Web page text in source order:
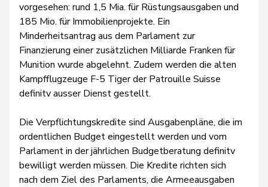
vorgesehen: rund 1,5 Mia. für Rüstungsausgaben und
185 Mio. für Immobilienprojekte. Ein
Minderheitsantrag aus dem Parlament zur
Finanzierung einer zusätzlichen Milliarde Franken für
Munition wurde abgelehnt. Zudem werden die alten
Kampfflugzeuge F-5 Tiger der Patrouille Suisse
definitv ausser Dienst gestellt.
Die Verpflichtungskredite sind Ausgabenpläne, die im
ordentlichen Budget eingestellt werden und vom
Parlament in der jährlichen Budgetberatung definitv
bewilligt werden müssen. Die Kredite richten sich
nach dem Ziel des Parlaments, die Armeeausgaben